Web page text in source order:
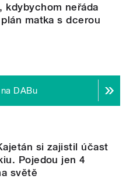
kdybychom neřáda
matka s dcerou
DABu
si zajistil účast
Pojedou jen 4
světě